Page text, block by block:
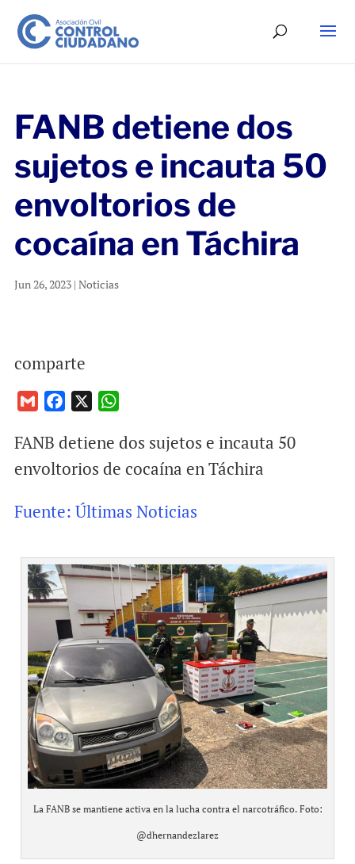
FANB detiene dos
sujetos e incauta 50
envoltorios de
cocaína en Táchira
Jun 26, 2023| Noticias
comparte
a
i
c
e
a
t
FANB detiene dos sujetos e incauta 50
envoltorios de cocaína en Táchira
Fuente: Últimas Noticias
La FANB se mantiene activa en la lucha contra el narcotráfico. Foto:
@dhernandezlarez